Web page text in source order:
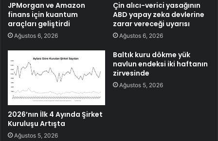
JPMorgan ve Amazon
finans için kuantum
araçları geliştirdi
Ağustos 6, 2026
Çin alıcı-verici yasağının
ABD yapay zeka devlerine
zarar vereceği uyarısı
Ağustos 6, 2026
2026’nın İlk 4 Ayında Şirket
Kuruluşu Artışta
Ağustos 5, 2026
Baltık kuru dökme yük
navlun endeksi iki haftanın
zirvesinde
Ağustos 5, 2026